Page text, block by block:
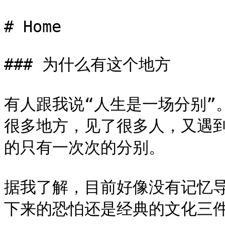
# Home
### 为什么有这个地方
有人跟我说“人生是一场分别”
很多地方，见了很多人，又遇
的只有一次次的分别。
据我了解，目前好像没有记忆
下来的恐怕还是经典的文化三